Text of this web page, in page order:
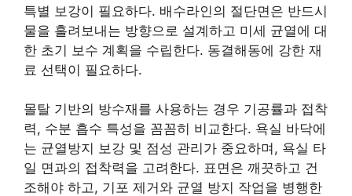
특별 보강이 필요하다. 배수라인의 절단면은 반드시
물을 흘려보내는 방향으로 설계하고 미세 균열에 대
한 초기 보수 계획을 수립한다. 동결해동에 강한 재
료 선택이 필요하다.
몰탈 기반의 방수재를 사용하는 경우 기공률과 접착
력, 수분 흡수 특성을 꼼꼼히 비교한다. 욕실 바닥에
는 균열방지 보강 및 점성 관리가 중요하며, 욕실 타
일 면과의 접착력을 고려한다. 표면은 깨끗하고 건
조해야 하고, 기포 제거와 균열 방지 작업을 병행한